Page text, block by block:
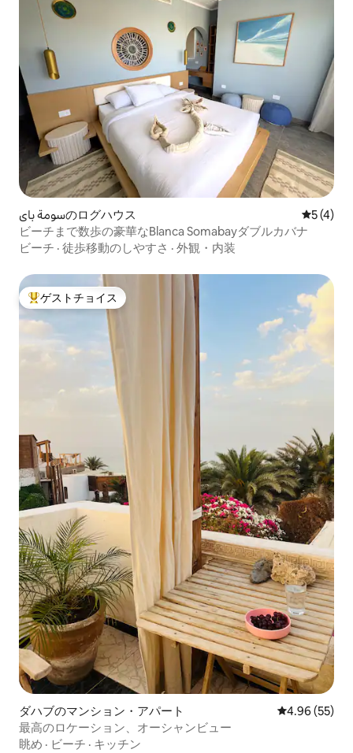
سومة باىのログハウス レビュー
5 (4)
ビーチまで数歩の豪華なBlanca Somabayダブルカバナ
ビーチ · 徒歩移動のしやすさ · 外観・内装
大好評のゲストチョイスです。
ゲストチョイス
ダハブのマンション・アパート レビュー55
4.96 (55)
最高のロケーション、オーシャンビュー
眺め · ビーチ · キッチン